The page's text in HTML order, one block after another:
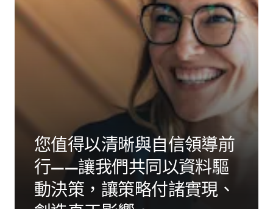
您值得以清晰與自信領導前
行——讓我們共同以資料驅
動決策，讓策略付諸實現、